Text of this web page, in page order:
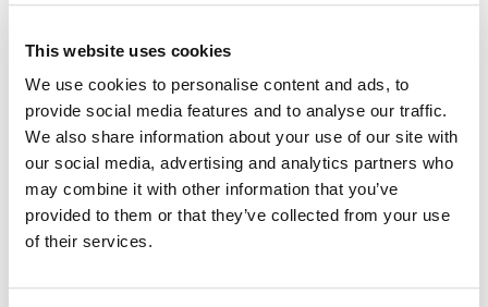
This website uses cookies
We use cookies to personalise content and ads, to
provide social media features and to analyse our traffic.
We also share information about your use of our site with
our social media, advertising and analytics partners who
may combine it with other information that you’ve
provided to them or that they’ve collected from your use
of their services.
Calcular frete e prazo
Permite transportar uma bicicleta além do seu
bagageiro Thule BackSpace XT.